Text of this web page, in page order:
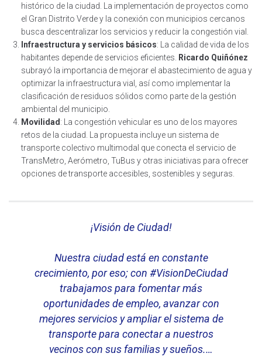
histórico de la ciudad. La implementación de proyectos como
el Gran Distrito Verde y la conexión con municipios cercanos
busca descentralizar los servicios y reducir la congestión vial.
Infraestructura y servicios básicos: La calidad de vida de los
habitantes depende de servicios eficientes.
Ricardo Quiñónez
subrayó la importancia de mejorar el abastecimiento de agua y
optimizar la infraestructura vial, así como implementar la
clasificación de residuos sólidos como parte de la gestión
ambiental del municipio.
Movilidad : La congestión vehicular es uno de los mayores
retos de la ciudad. La propuesta incluye un sistema de
transporte colectivo multimodal que conecta el servicio de
TransMetro, Aerómetro, TuBus y otras iniciativas para ofrecer
opciones de transporte accesibles, sostenibles y seguras.
¡Visión de Ciudad!
Nuestra ciudad está en constante
crecimiento, por eso; con #VisionDeCiudad
trabajamos para fomentar más
oportunidades de empleo, avanzar con
mejores servicios y ampliar el sistema de
transporte para conectar a nuestros
vecinos con sus familias y sueños.…